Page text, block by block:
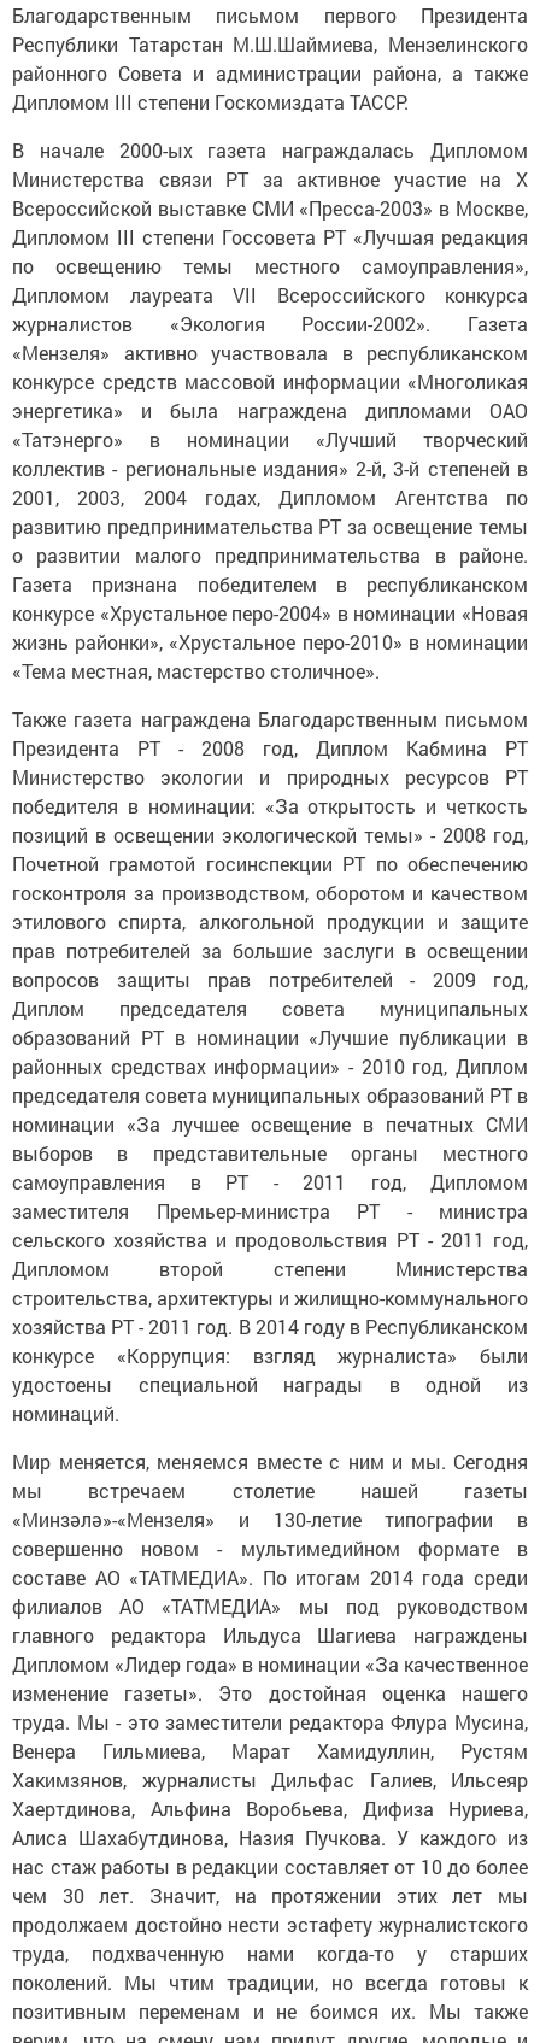
Благодарственным письмом первого Президента
Республики Татарстан М.Ш.Шаймиева, Мензелинского
районного Совета и администрации района, а также
Дипломом III степени Госкомиздата ТАССР.
В начале 2000-ых газета награждалась Дипломом
Министерства связи РТ за активное участие на X
Всероссийской выставке СМИ «Пресса-2003» в Москве,
Дипломом III степени Госсовета РТ «Лучшая редакция
по освещению темы местного самоуправления»,
Дипломом лауреата VII Всероссийского конкурса
журналистов «Экология России-2002». Газета
«Мензеля» активно участвовала в республиканском
конкурсе средств массовой информации «Многоликая
энергетика» и была награждена дипломами ОАО
«Татэнерго» в номинации «Лучший творческий
коллектив - региональные издания» 2-й, 3-й степеней в
2001, 2003, 2004 годах, Дипломом Агентства по
развитию предпринимательства РТ за освещение темы
о развитии малого предпринимательства в районе.
Газета признана победителем в республиканском
конкурсе «Хрустальное перо-2004» в номинации «Новая
жизнь районки», «Хрустальное перо-2010» в номинации
«Тема местная, мастерство столичное».
Также газета награждена Благодарственным письмом
Президента РТ - 2008 год, Диплом Кабмина РТ
Министерство экологии и природных ресурсов РТ
победителя в номинации: «За открытость и четкость
позиций в освещении экологической темы» - 2008 год,
Почетной грамотой госинспекции РТ по обеспечению
госконтроля за производством, оборотом и качеством
этилового спирта, алкогольной продукции и защите
прав потребителей за большие заслуги в освещении
вопросов защиты прав потребителей - 2009 год,
Диплом председателя совета муниципальных
образований РТ в номинации «Лучшие публикации в
районных средствах информации» - 2010 год, Диплом
председателя совета муниципальных образований РТ в
номинации «За лучшее освещение в печатных СМИ
выборов в представительные органы местного
самоуправления в РТ - 2011 год, Дипломом
заместителя Премьер-министра РТ - министра
сельского хозяйства и продовольствия РТ - 2011 год,
Дипломом второй степени Министерства
строительства, архитектуры и жилищно-коммунального
хозяйства РТ - 2011 год. В 2014 году в Республиканском
конкурсе «Коррупция: взгляд журналиста» были
удостоены специальной награды в одной из
номинаций.
Мир меняется, меняемся вместе с ним и мы. Сегодня
мы встречаем столетие нашей газеты
«Минзәлә»-«Мензеля» и 130-летие типографии в
совершенно новом - мультимедийном формате в
составе АО «ТАТМЕДИА». По итогам 2014 года среди
филиалов АО «ТАТМЕДИА» мы под руководством
главного редактора Ильдуса Шагиева награждены
Дипломом «Лидер года» в номинации «За качественное
изменение газеты». Это достойная оценка нашего
труда. Мы - это заместители редактора Флура Мусина,
Венера Гильмиева, Марат Хамидуллин, Рустям
Хакимзянов, журналисты Дильфас Галиев, Ильсеяр
Хаертдинова, Альфина Воробьева, Дифиза Нуриева,
Алиса Шахабутдинова, Назия Пучкова. У каждого из
нас стаж работы в редакции составляет от 10 до более
чем 30 лет. Значит, на протяжении этих лет мы
продолжаем достойно нести эстафету журналистского
труда, подхваченную нами когда-то у старших
поколений. Мы чтим традиции, но всегда готовы к
позитивным переменам и не боимся их. Мы также